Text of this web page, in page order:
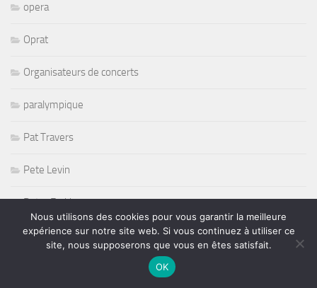
opera
Oprat
Organisateurs de concerts
paralympique
Pat Travers
Pete Levin
Peter Erskine
petit journal Montparnasse
Nous utilisons des cookies pour vous garantir la meilleure
expérience sur notre site web. Si vous continuez à utiliser ce
site, nous supposerons que vous en êtes satisfait.
OK